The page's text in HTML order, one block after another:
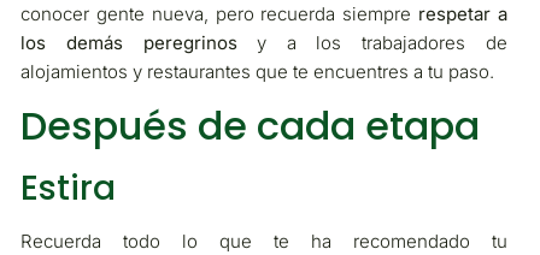
conocer gente nueva, pero recuerda siempre respetar a
los demás peregrinosy a los trabajadores de
alojamientos y restaurantes que te encuentres a tu paso.
Después de cada etapa
Estira
Recuerda todo lo que te ha recomendado tu